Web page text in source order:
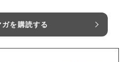
ガを購読する